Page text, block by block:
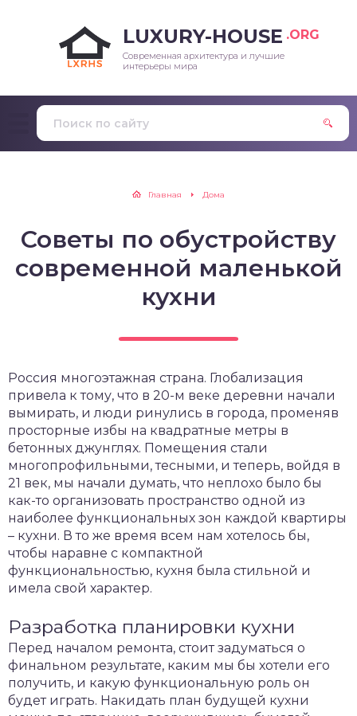
LUXURY-HOUSE .ORG
Современная архитектура и лучшие
интерьеры мира
Главная Дома
Советы по обустройству
современной маленькой
кухни
Россия многоэтажная страна. Глобализация
привела к тому, что в 20-м веке деревни начали
вымирать, и люди ринулись в города, променяв
просторные избы на квадратные метры в
бетонных джунглях. Помещения стали
многопрофильными, тесными, и теперь, войдя в
21 век, мы начали думать, что неплохо было бы
как-то организовать пространство одной из
наиболее функциональных зон каждой квартиры
– кухни. В то же время всем нам хотелось бы,
чтобы наравне с компактной
функциональностью, кухня была стильной и
имела свой характер.
Разработка планировки кухни
Перед началом ремонта, стоит задуматься о
финальном результате, каким мы бы хотели его
получить, и какую функциональную роль он
будет играть. Накидать план будущей кухни